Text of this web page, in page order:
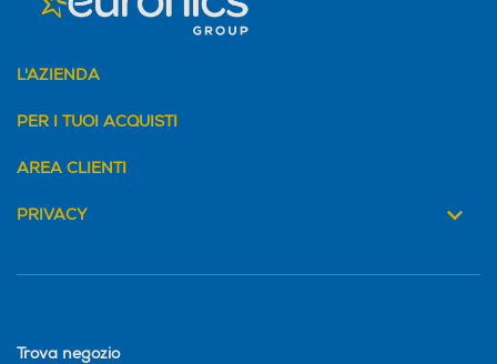
L'AZIENDA
PER I TUOI ACQUISTI
AREA CLIENTI
PRIVACY
Trova negozio